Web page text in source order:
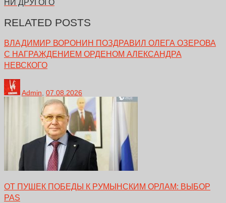
RELATED POSTS
ВЛАДИМИР ВОРОНИН ПОЗДРАВИЛ ОЛЕГА ОЗЕРОВА
С НАГРАЖДЕНИЕМ ОРДЕНОМ АЛЕКСАНДРА
НЕВСКОГО
Admin 07.08.2026
ОТ ПУШЕК ПОБЕДЫ К РУМЫНСКИМ ОРЛАМ: ВЫБОР
PAS